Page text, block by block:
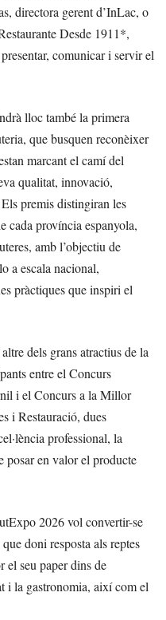
directora gerent d’InLac, o
Desde 1911*,
comunicar i servir el
lloc també la primera
que busquen reconèixer
marcant el camí del
qualitat, innovació,
premis distingiran les
cada província espanyola,
amb l’objectiu de
a escala nacional,
pràctiques que inspiri el
dels grans atractius de la
entre el Concurs
i el Concurs a la Millor
i Restauració, dues
professional, la
posar en valor el producte
2026 vol convertir-se
doni resposta als reptes
el seu paper dins de
i la gastronomia, així com el